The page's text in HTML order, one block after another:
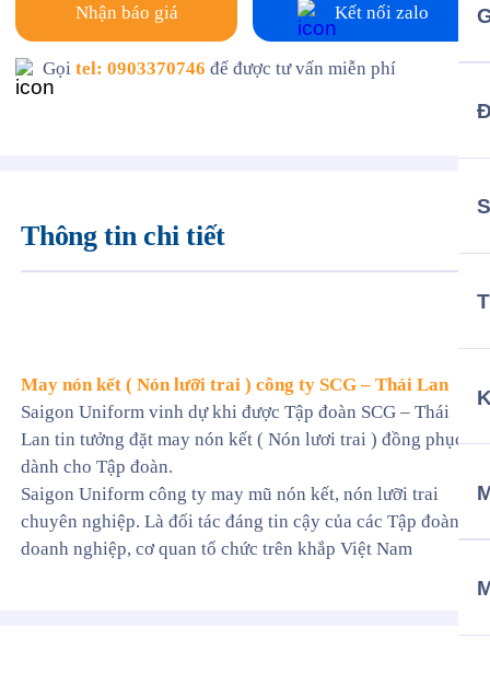
Nhận báo giá Kết nối zalo
Gọitel: 0903370746 để được tư vấn miễn phí
Thông tin chi tiết
May nón kết ( Nón lưỡi trai ) công ty SCG – Thái Lan
Saigon Uniform vinh dự khi được Tập đoàn SCG – Thái
Lan tin tưởng đặt may nón kết ( Nón lươi trai ) đồng phục
dành cho Tập đoàn.
Saigon Uniform công ty may mũ nón kết, nón lưỡi trai
chuyên nghiệp. Là đối tác đáng tin cậy của các Tập đoàn,
doanh nghiệp, cơ quan tổ chức trên khắp Việt Nam